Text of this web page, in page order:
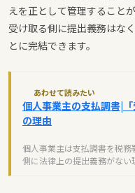
えを正として管理することが
受け取る側に提出義務はな
とに完結できます。
あわせて読みたい
個人事業主の支払調書|
の理由
個人事業主は支払調書を税
側に法律上の提出義務がな